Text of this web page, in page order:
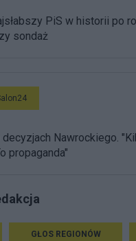
PiS w historii po
sondaż
decyzjach Nawrockiego.
propaganda"
GŁOS REGIONÓW